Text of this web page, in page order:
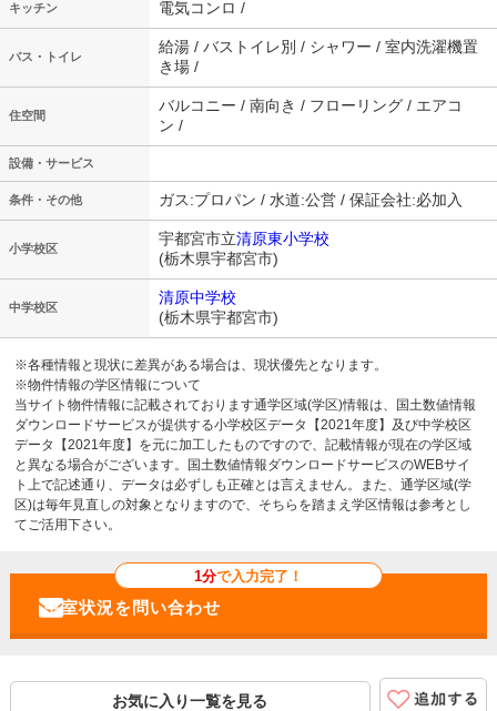
キッチン 電気コンロ /
バス・トイレ
給湯 / バストイレ別 / シャワー / 室内洗濯機置
き場 /
住空間
バルコニー / 南向き / フローリング / エアコ
ン /
設備・サービス
条件・その他 ガス:プロパン / 水道:公営 / 保証会社:必加入
小学校区
宇都宮市立清原東小学校
(栃木県宇都宮市)
中学校区
清原中学校
(栃木県宇都宮市)
※各種情報と現状に差異がある場合は、現状優先となります。
※物件情報の学区情報について
当サイト物件情報に記載されております通学区域(学区)情報は、国土数値情報
ダウンロードサービスが提供する小学校区データ【2021年度】及び中学校区
データ【2021年度】を元に加工したものですので、記載情報が現在の学区域
と異なる場合がございます。国土数値情報ダウンロードサービスのWEBサイ
ト上で記述通り、データは必ずしも正確とは言えません。また、通学区域(学
区)は毎年見直しの対象となりますので、そちらを踏まえ学区情報は参考とし
てご活用下さい。
1分で入力完了！
お気に入り一覧を見る